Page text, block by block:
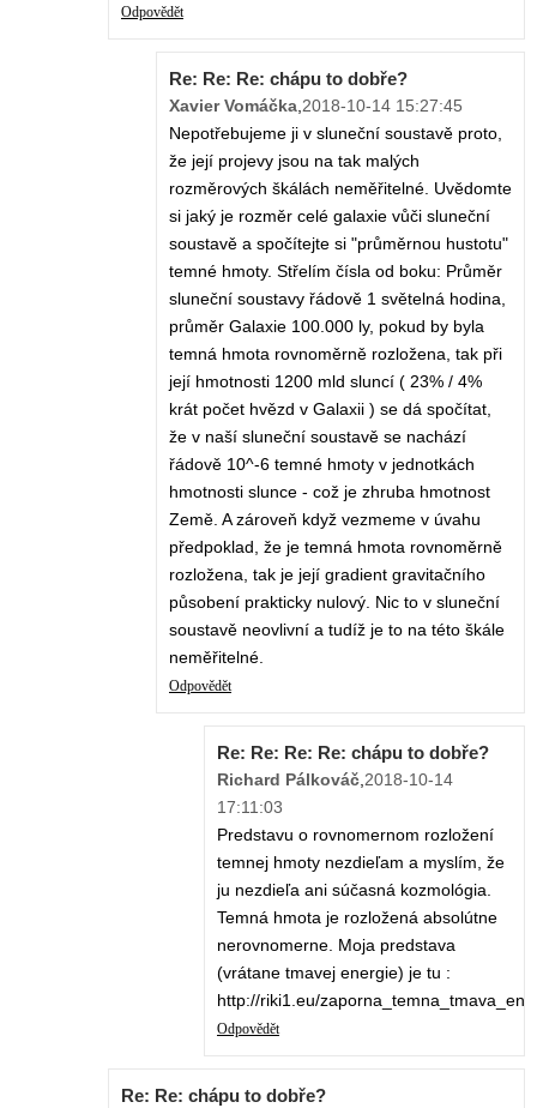
Odpovědět
Re: Re: Re: chápu to dobře?
Xavier Vomáčka,2018-10-14 15:27:45
Nepotřebujeme ji v sluneční soustavě proto,
že její projevy jsou na tak malých
rozměrových škálách neměřitelné. Uvědomte
si jaký je rozměr celé galaxie vůči sluneční
soustavě a spočítejte si "průměrnou hustotu"
temné hmoty. Střelím čísla od boku: Průměr
sluneční soustavy řádově 1 světelná hodina,
průměr Galaxie 100.000 ly, pokud by byla
temná hmota rovnoměrně rozložena, tak při
její hmotnosti 1200 mld sluncí ( 23% / 4%
krát počet hvězd v Galaxii ) se dá spočítat,
že v naší sluneční soustavě se nachází
řádově 10^-6 temné hmoty v jednotkách
hmotnosti slunce - což je zhruba hmotnost
Země. A zároveň když vezmeme v úvahu
předpoklad, že je temná hmota rovnoměrně
rozložena, tak je její gradient gravitačního
působení prakticky nulový. Nic to v sluneční
soustavě neovlivní a tudíž je to na této škále
neměřitelné.
Odpovědět
Re: Re: Re: Re: chápu to dobře?
Richard Pálkováč,2018-10-14
17:11:03
Predstavu o rovnomernom rozložení
temnej hmoty nezdieľam a myslím, že
ju nezdieľa ani súčasná kozmológia.
Temná hmota je rozložená absolútne
nerovnomerne. Moja predstava
(vrátane tmavej energie) je tu :
http://riki1.eu/
Odpovědět
Re: Re: chápu to dobře?